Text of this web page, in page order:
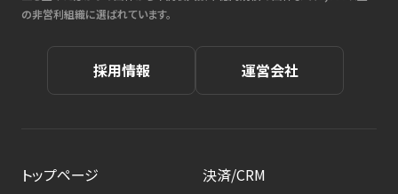
の非営利組織に選ばれています。
採用情報 運営会社
トップページ
決済/CRM